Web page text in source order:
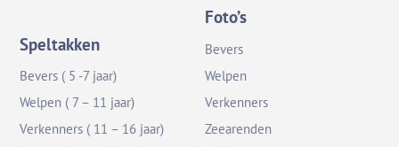
Speltakken
Bevers ( 5 -7 jaar)
Welpen ( 7 – 11 jaar)
Verkenners ( 11 – 16 jaar)
Foto’s
Bevers
Welpen
Verkenners
Zeearenden